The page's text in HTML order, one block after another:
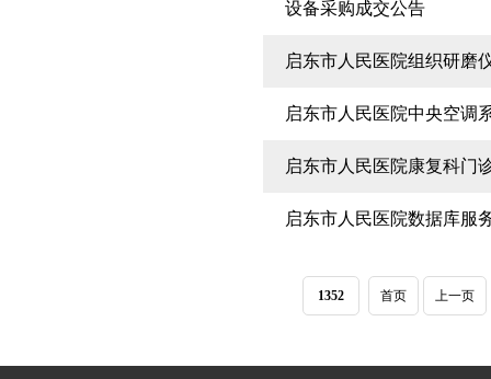
设备采购成交公告
启东市人民医院组织研磨
启东市人民医院中央空调
启东市人民医院康复科门
启东市人民医院数据库服
1352 首页 上一页